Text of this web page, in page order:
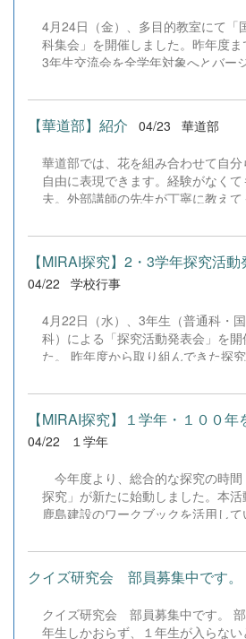
間となりました。 ボランティア部
れからも地域に根ざした活動を大切
きます。 千歳駅をご利用の際は、ぜ
ちの想いが詰まった花壇に注目して
4月24日（金）、多目的教室にて「
科集会」を開催しました。昨年度ま
3年生交流会を全学年対象へとバー
&rdquo;を深める新たな試みです。
年生の大本さん、長尾くん、そして
ジャズミンさんによる、弾けるよう
の水野教諭から、「Unity（団結）」
「Improve English more and more（
の向上）」「Look at the world（世
は教養科生としての誇りと目標を
した。 続いて、3年生の代表生徒4
際教養科の学び」を紹介。台湾の高
交流やカナダ語学研修、イングリッ
ーキャンプなど、国際性豊かな活動
余すところなく伝えてくれました。
の生徒が原稿を見ずに顔を上げて堂
し、3年間で培った高いスピーチ力
た。1年生は自作ポスターを手に、
の英語プレゼンに挑戦！緊張しなが
リードする姿は実に...
【華道部】紹介 04/23 華道部
華道部では、花を組み合わせて自分
自由に表現できます。経験がなくて
夫。外部講師の先生が丁寧に教えて
す)☆場所 被服室☆部員 ２年生
な活動内容５月 札幌花展に出瓶
祭文化部展示８月 花の甲子園北海
１月 チトセ市民芸術祭に出瓶、イ
来賓控え室に飾る花のいけ込み 今
札幌花展に向けて、お稽古をしてい
月２２日(水)の作品です。 &nbsp;
能性があります。でも、少人数だ
一人一人が主役になれる部活です
動日は、１３日(水)と２２日(金)で
好きな方、少しでも興味を持った方
ています。
【MIRAI探究】2・3学年探究活動
04/22 学校行事
4月22日（水）、3年生（普通科・
科）による「探究活動発表会」を開
た。 昨年度から取り組んできた探
ちの視点で地域や社会の課題を見
策を模索してきた成果を堂々と披露
ました。 今年度は新たにBSC（ビ
スタディ・クラブ）による発表も加
た。参観した2年生は、先輩たちの
レゼンテーションに大きな刺激を受
で、これから本格化する「地域探究
ご来校いただいた保護者の皆さま
守りと応援をありがとうございまし
04/22 １学年
今年度より、総合的な探究の時間
探究」が新たに始動しました。本活
鹿島建設のワークブックを活用して
して『「100年」をキーワードに考
したちの社会の変化』を実施しまし
プログラムは、探究活動において重
的としています。 &nbsp; 各教室では、映
クイズ研究会 部員募集中です。
クイズ研究会 部員募集中です。
年生しかおらず、１年生が入らない